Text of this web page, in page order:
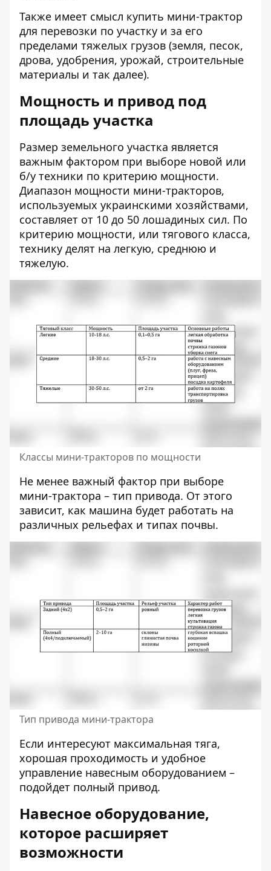
Также имеет смысл купить мини-трактор
для перевозки по участку и за его
пределами тяжелых грузов (земля, песок,
дрова, удобрения, урожай, строительные
материалы и так далее).
Мощность и привод под
площадь участка
Размер земельного участка является
важным фактором при выборе новой или
б/у техники по критерию мощности.
Диапазон мощности мини-тракторов,
используемых украинскими хозяйствами,
составляет от 10 до 50 лошадиных сил. По
критерию мощности, или тягового класса,
технику делят на легкую, среднюю и
тяжелую.
Классы мини-тракторов по мощности
Не менее важный фактор при выборе
мини-трактора – тип привода. От этого
зависит, как машина будет работать на
различных рельефах и типах почвы.
Тип привода мини-трактора
Если интересуют максимальная тяга,
хорошая проходимость и удобное
управление навесным оборудованием –
подойдет полный привод.
Навесное оборудование,
которое расширяет
возможности